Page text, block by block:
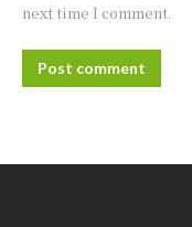
next time I comment.
Post comment